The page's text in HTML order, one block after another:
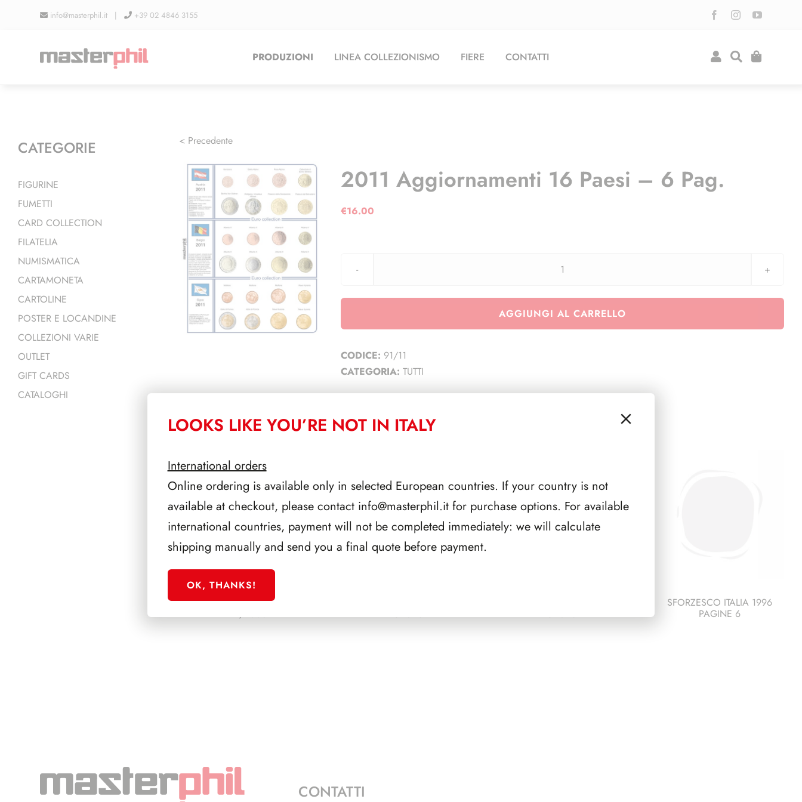
info@masterphil.it | +39 02 4846 3155
PRODUZIONI LINEA COLLEZIONISMO FIERE CONTATTI
< Precedente
2011 Aggiornamenti 16 Paesi – 6 Pag.
€16.00
2011
16
AGGIUNGI AL CARRELLO
CODICE: 91/11
CATEGORIA: TUTTI
PRODOTTI CORRELATI
PRESIDENZA CIAMPI
1999/2006
PAGINE 3
PAGINE 3+1
SFORZESCO ITALIA 1996
PAGINE 6
CATEGORIE
FIGURINE
FUMETTI
CARD COLLECTION
FILATELIA
NUMISMATICA
CARTAMONETA
CARTOLINE
POSTER E LOCANDINE
COLLEZIONI VARIE
OUTLET
GIFT CARDS
CATALOGHI
CONTATTI
LOOKS LIKE YOU’RE NOT IN ITALY
International orders
Online ordering is available only in selected European countries. If your country is not
available at checkout, please contact info@masterphil.itfor purchase options. For available
international countries, payment will not be completed immediately: we will calculate
shipping manually and send you a final quote before payment.
OK, THANKS!